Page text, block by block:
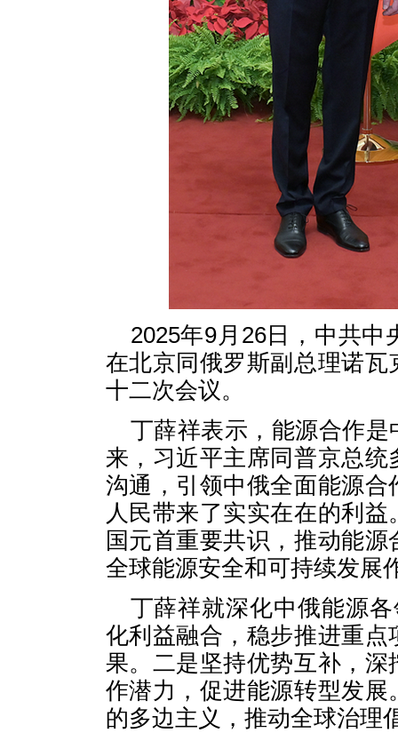
2025年9月26日，中共
在北京同俄罗斯副总理诺
十二次会议。
丁薛祥表示，能源合作
来，习近平主席同普京总
沟通，引领中俄全面能源
人民带来了实实在在的利
国元首重要共识，推动能
全球能源安全和可持续发展
丁薛祥就深化中俄能源
化利益融合，稳步推进重
果。二是坚持优势互补，
作潜力，促进能源转型发
的多边主义，推动全球治理